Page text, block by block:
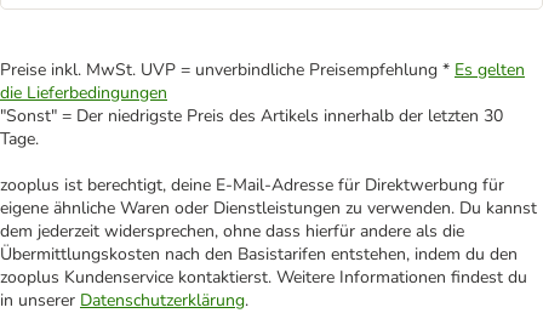
Preise inkl. MwSt. UVP = unverbindliche Preisempfehlung * Es gelten
die Lieferbedingungen
"Sonst" = Der niedrigste Preis des Artikels innerhalb der letzten 30
Tage.
zooplus ist berechtigt, deine E-Mail-Adresse für Direktwerbung für
eigene ähnliche Waren oder Dienstleistungen zu verwenden. Du kannst
dem jederzeit widersprechen, ohne dass hierfür andere als die
Übermittlungskosten nach den Basistarifen entstehen, indem du den
zooplus Kundenservice kontaktierst. Weitere Informationen findest du
in unserer Datenschutzerklärung.